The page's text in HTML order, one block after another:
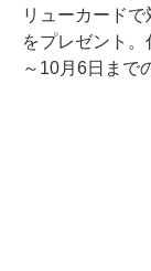
リューカード
をプレゼント
～10月6日まで